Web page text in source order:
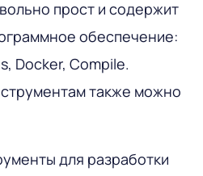
прост и содержит
обеспечение:
Docker, Compile.
также можно
для разработки